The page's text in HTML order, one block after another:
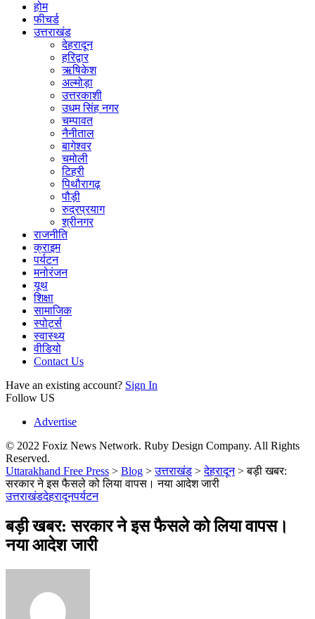
होम
फीचर्ड
उत्तराखंड
देहरादून
हरिद्वार
ऋषिकेश
अल्मोड़ा
उत्तरकाशी
उधम सिंह नगर
चम्पावत
नैनीताल
बागेश्वर
चमोली
टिहरी
पिथौरागढ़
पौड़ी
रुद्रप्रयाग
श्रीनगर
राजनीति
क्राइम
पर्यटन
मनोरंजन
यूथ
शिक्षा
सामाजिक
स्पोर्ट्स
स्वास्थ्य
वीडियो
Contact Us
Have an existing account? Sign In
Follow US
Advertise
© 2022 Foxiz News Network. Ruby Design Company. All Rights
Reserved.
Uttarakhand Free Press > Blog >उत्तराखंड >देहरादून>बड़ी खबर:
सरकार ने इस फैसले को लिया वापस। नया आदेश जारी
उत्तराखंडदेहरादूनपर्यटन
बड़ी खबर: सरकार ने इस फैसले को लिया वापस।
नया आदेश जारी